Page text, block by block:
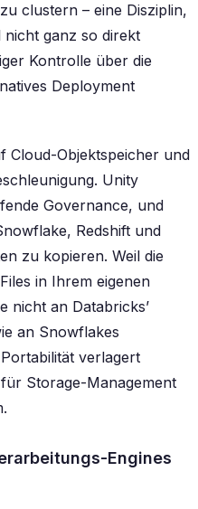
clustern – eine Disziplin,
ganz so direkt
Kontrolle über die
Deployment
Cloud-Objektspeicher und
Unity
Governance, und
Redshift und
zu kopieren. Weil die
in Ihrem eigenen
nicht an Databricks’
an Snowflakes
verlagert
Storage-Management
Engines